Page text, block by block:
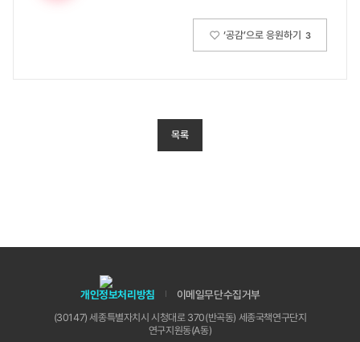
‘공감’으로 응원하기 3
목록
개인정보처리방침 이메일무단수집거부
(30147) 세종특별자치시 시청대로 370(반곡동) 세종국책연구단지
연구지원동(A동)